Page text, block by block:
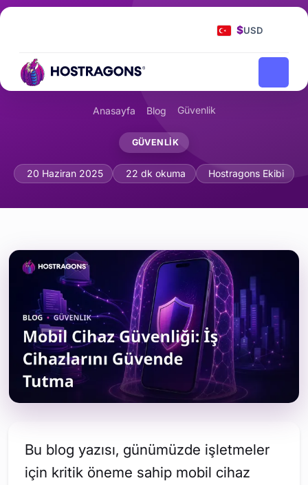
$USD
Anasayfa Blog Güvenlik
GÜVENLIK
Mobil Cihaz Güvenliği: İş Cihazlarını
20 Haziran 2025 22 dk okuma Hostragons Ekibi
Bu blog yazısı, günümüzde işletmeler
için kritik öneme sahip mobil cihaz